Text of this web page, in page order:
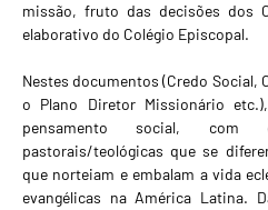
missão, fruto das decisões dos
elaborativo do Colégio Episcopal.
Nestes documentos (Credo Social,
o Plano Diretor Missionário
pensamento social, com
pastorais/teológicas que se
que norteiam e embalam a vida
evangélicas na América Latina.